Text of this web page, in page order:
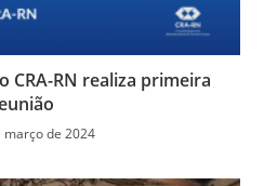
CRA-RN realiza primeira
março de 2024